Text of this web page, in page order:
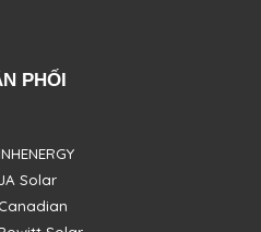
PHỐI
Solar